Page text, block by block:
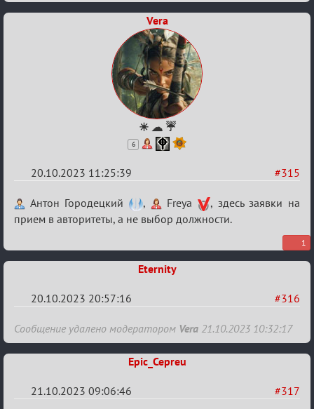
Заявки
Vera
☀ ☁ ☔
6
#315
20.10.2023 11:25:39
Re:
Заявки
Авторитеты²
Антон Городецкий , Freya
, здесь заявки на
прием в авторитеты, а не выбор должности.
1
Eternity
#316
20.10.2023 20:57:16
Re:
Заявки
Авторитеты²
Сообщение удалено модератором Vera 21.10.2023 10:32:17
Epic_Cepreu
#317
21.10.2023 09:06:46